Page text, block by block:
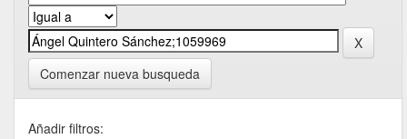
Comenzar nueva busqueda
Añadir filtros: